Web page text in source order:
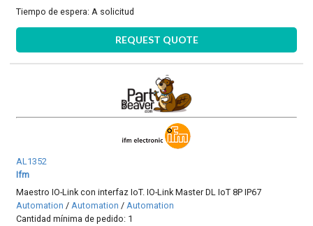
Tiempo de espera:A solicitud
REQUEST QUOTE
AL1352
Ifm
Maestro IO-Link con interfaz IoT. IO-Link Master DL IoT 8P IP67
Automation / Automation / Automation
Cantidad mínima de pedido: 1